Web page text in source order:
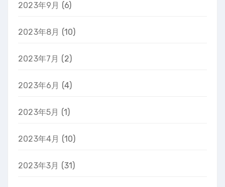
2023年9月 (6)
2023年8月 (10)
2023年7月 (2)
2023年6月 (4)
2023年5月 (1)
2023年4月 (10)
2023年3月 (31)